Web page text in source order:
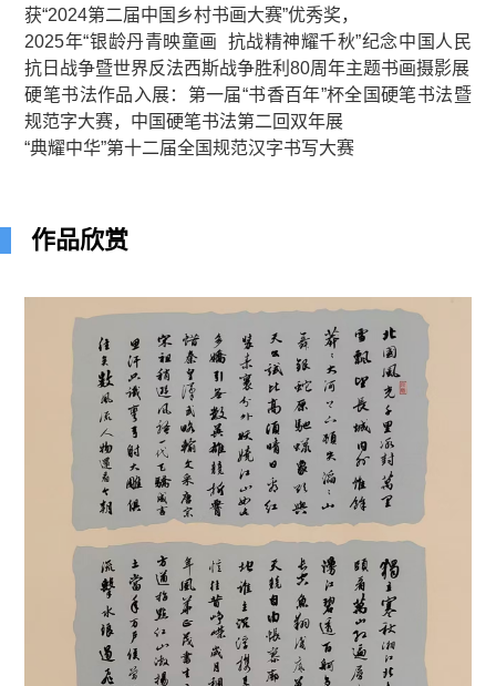
获“2024第二届中国乡村书画大赛”优秀奖，
2025年“银龄丹青映童画 抗战精神耀千秋”纪念中国人民
抗日战争暨世界反法西斯战争胜利80周年主题书画摄影展
硬笔书法作品入展：第一届“书香百年”杯全国硬笔书法暨
规范字大赛，中国硬笔书法第二回双年展
“典耀中华”第十二届全国规范汉字书写大赛
作品欣赏